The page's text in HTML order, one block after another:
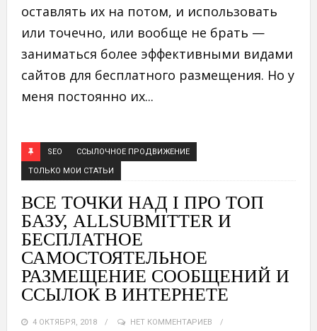
оставлять их на потом, и использовать
или точечно, или вообще не брать —
заниматься более эффективными видами
сайтов для бесплатного размещения. Но у
меня постоянно их...
SEO ССЫЛОЧНОЕ ПРОДВИЖЕНИЕ
ТОЛЬКО МОИ СТАТЬИ
ВСЕ ТОЧКИ НАД I ПРО ТОП
БАЗУ, ALLSUBMITTER И
БЕСПЛАТНОЕ
САМОСТОЯТЕЛЬНОЕ
РАЗМЕЩЕНИЕ СООБЩЕНИЙ И
ССЫЛОК В ИНТЕРНЕТЕ
4 ОКТЯБРЯ, 2018
НЕТ КОММЕНТАРИЕВ